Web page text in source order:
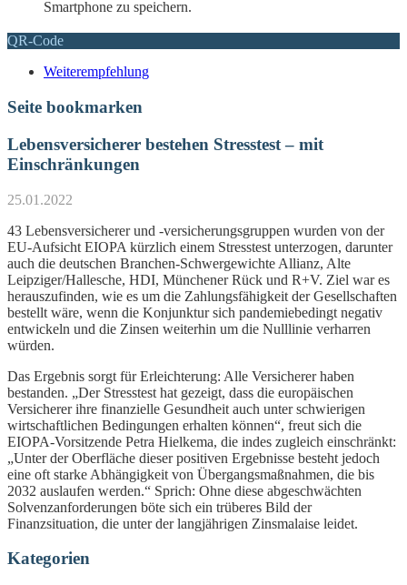
Smartphone zu speichern.
QR-Code
Weiterempfehlung
Seite bookmarken
Lebensversicherer bestehen Stresstest – mit
Einschränkungen
25.01.2022
43 Lebensversicherer und -versicherungsgruppen wurden von der
EU-Aufsicht EIOPA kürzlich einem Stresstest unterzogen, darunter
auch die deutschen Branchen-Schwergewichte Allianz, Alte
Leipziger/Hallesche, HDI, Münchener Rück und R+V. Ziel war es
herauszufinden, wie es um die Zahlungsfähigkeit der Gesellschaften
bestellt wäre, wenn die Konjunktur sich pandemiebedingt negativ
entwickeln und die Zinsen weiterhin um die Nulllinie verharren
würden.
Das Ergebnis sorgt für Erleichterung: Alle Versicherer haben
bestanden. „Der Stresstest hat gezeigt, dass die europäischen
Versicherer ihre finanzielle Gesundheit auch unter schwierigen
wirtschaftlichen Bedingungen erhalten können“, freut sich die
EIOPA-Vorsitzende Petra Hielkema, die indes zugleich einschränkt:
„Unter der Oberfläche dieser positiven Ergebnisse besteht jedoch
eine oft starke Abhängigkeit von Übergangsmaßnahmen, die bis
2032 auslaufen werden.“ Sprich: Ohne diese abgeschwächten
Solvenzanforderungen böte sich ein trüberes Bild der
Finanzsituation, die unter der langjährigen Zinsmalaise leidet.
Kategorien